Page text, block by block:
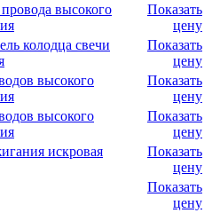
высокого
Показать
цену
колодца свечи
Показать
цену
высокого
Показать
цену
высокого
Показать
цену
искровая
Показать
цену
Показать
цену